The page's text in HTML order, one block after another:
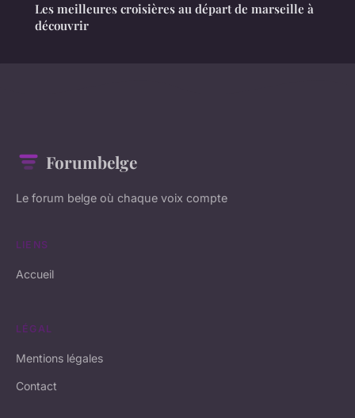
Les meilleures croisières au départ de marseille à
découvrir
Forumbelge
Le forum belge où chaque voix compte
LIENS
Accueil
LÉGAL
Mentions légales
Contact